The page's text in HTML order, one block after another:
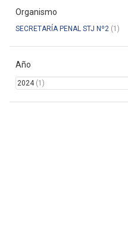
Organismo
SECRETARÍA PENAL STJ Nº2 (1)
Año
2024(1)